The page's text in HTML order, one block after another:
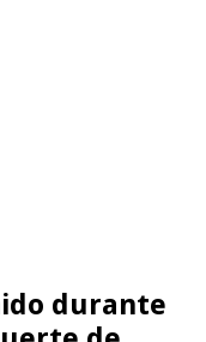
durante